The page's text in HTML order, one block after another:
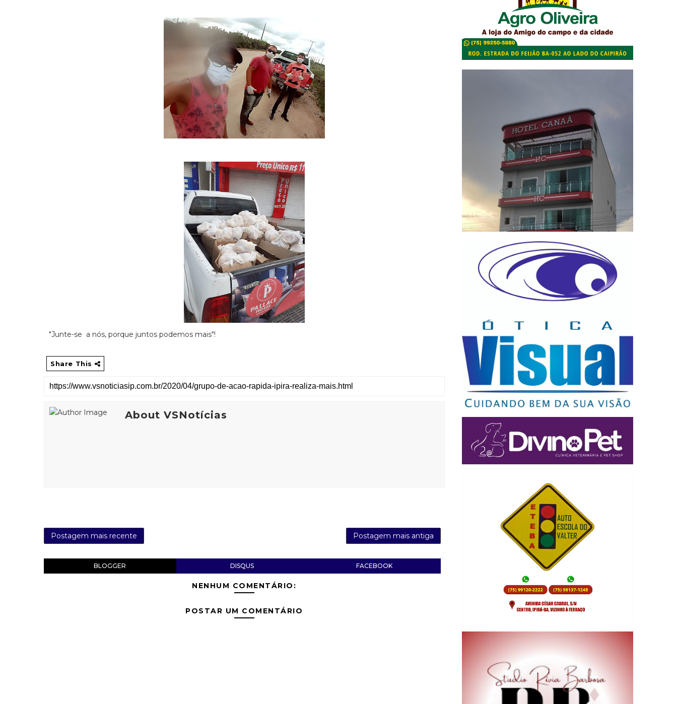
"Junte-se a nós, porque juntos podemos mais"!
Share This
About VSNotícias
Postagem mais recente Postagem mais antiga
BLOGGER DISQUS FACEBOOK
NENHUM COMENTÁRIO:
POSTAR UM COMENTÁRIO